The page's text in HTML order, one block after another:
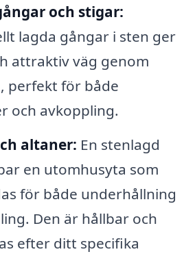
och stigar:
lagda gångar i sten ger
attraktiv väg genom
perfekt för både
och avkoppling.
altaner: En stenlagd
en utomhusyta som
för både underhållning
Den är hållbar och
efter ditt specifika